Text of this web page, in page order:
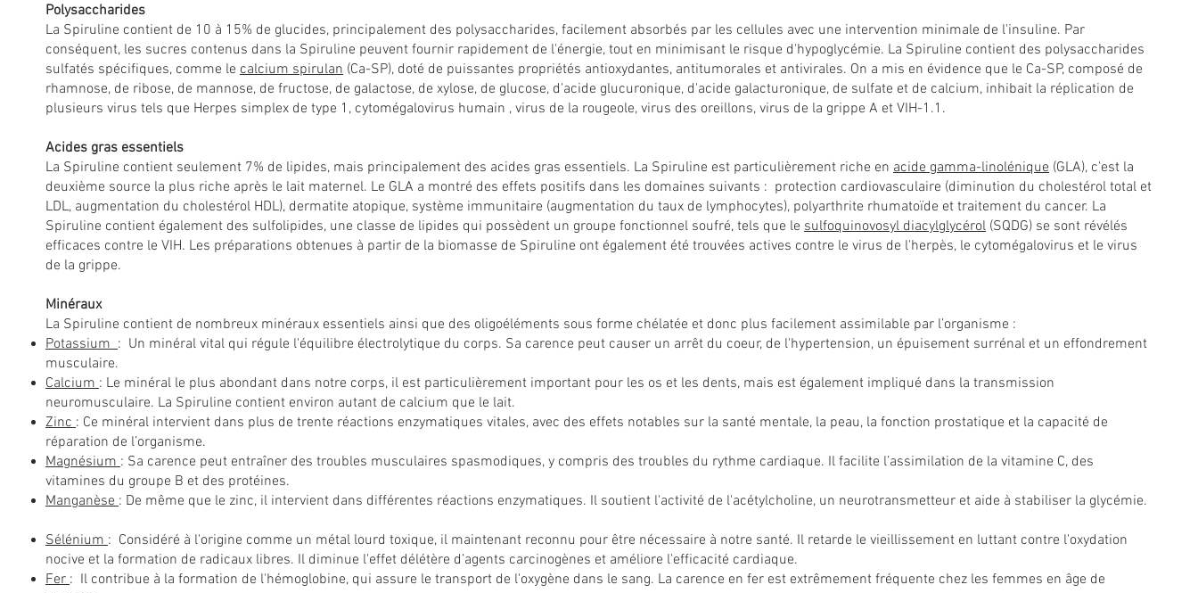
Polysaccharides
La Spiruline contient de 10 à 15% de glucides, principalement des polysaccharides, facilement absorbés par les cellules avec une intervention minimale de l'insuline. Par
conséquent, les sucres contenus dans la Spiruline peuvent fournir rapidement de l'énergie, tout en minimisant le risque d'hypoglycémie. La Spiruline contient des polysaccharides
sulfatés spécifiques, comme le calcium spirulan (Ca-SP), doté de puissantes propriétés antioxydantes, antitumorales et antivirales. On a mis en évidence que le Ca-SP, composé de
rhamnose, de ribose, de mannose, de fructose, de galactose, de xylose, de glucose, d'acide glucuronique, d'acide galacturonique, de sulfate et de calcium, inhibait la réplication de
plusieurs virus tels que Herpes simplex de type 1, cytomégalovirus humain , virus de la rougeole, virus des oreillons, virus de la grippe A et VIH-1.1.
Acides gras essentiels
La Spiruline contient seulement 7% de lipides, mais principalement des acides gras essentiels. La Spiruline est particulièrement riche en acide gamma-linolénique (GLA), c'est la
deuxième source la plus riche après le lait maternel. Le GLA a montré des effets positifs dans les domaines suivants : protection cardiovasculaire (diminution du cholestérol total et
LDL, augmentation du cholestérol HDL), dermatite atopique, système immunitaire (augmentation du taux de lymphocytes), polyarthrite rhumatoïde et traitement du cancer. La
Spiruline contient également des sulfolipides, une classe de lipides qui possèdent un groupe fonctionnel soufré, tels que le sulfoquinovosyl diacylglycérol (SQDG) se sont révélés
efficaces contre le VIH. Les préparations obtenues à partir de la biomasse de Spiruline ont également été trouvées actives contre le virus de l'herpès, le cytomégalovirus et le virus
de la grippe.
Minéraux
La Spiruline contient de nombreux minéraux essentiels ainsi que des oligoéléments sous forme chélatée et donc plus facilement assimilable par l’organisme :
Potassium : Un minéral vital qui régule l'équilibre électrolytique du corps. Sa carence peut causer un arrêt du coeur, de l'hypertension, un épuisement surrénal et un effondrement
musculaire.
Calcium : Le minéral le plus abondant dans notre corps, il est particulièrement important pour les os et les dents, mais est également impliqué dans la transmission
neuromusculaire. La Spiruline contient environ autant de calcium que le lait.
Zinc : Ce minéral intervient dans plus de trente réactions enzymatiques vitales, avec des effets notables sur la santé mentale, la peau, la fonction prostatique et la capacité de
réparation de l’organisme.
Magnésium : Sa carence peut entraîner des troubles musculaires spasmodiques, y compris des troubles du rythme cardiaque. Il facilite l’assimilation de la vitamine C, des
vitamines du groupe B et des protéines.
Manganèse : De même que le zinc, il intervient dans différentes réactions enzymatiques. Il soutient l'activité de l'acétylcholine, un neurotransmetteur et aide à stabiliser la glycémie.
Sélénium : Considéré à l'origine comme un métal lourd toxique, il maintenant reconnu pour être nécessaire à notre santé. Il retarde le vieillissement en luttant contre l'oxydation
nocive et la formation de radicaux libres. Il diminue l'effet délétère d’agents carcinogènes et améliore l'efficacité cardiaque.
Fer : Il contribue à la formation de l'hémoglobine, qui assure le transport de l'oxygène dans le sang. La carence en fer est extrêmement fréquente chez les femmes en âge de